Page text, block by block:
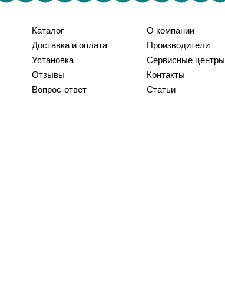
Каталог
Доставка и оплата
Установка
Отзывы
Вопрос-ответ
О компании
Производители
Сервисные центры
Контакты
Статьи